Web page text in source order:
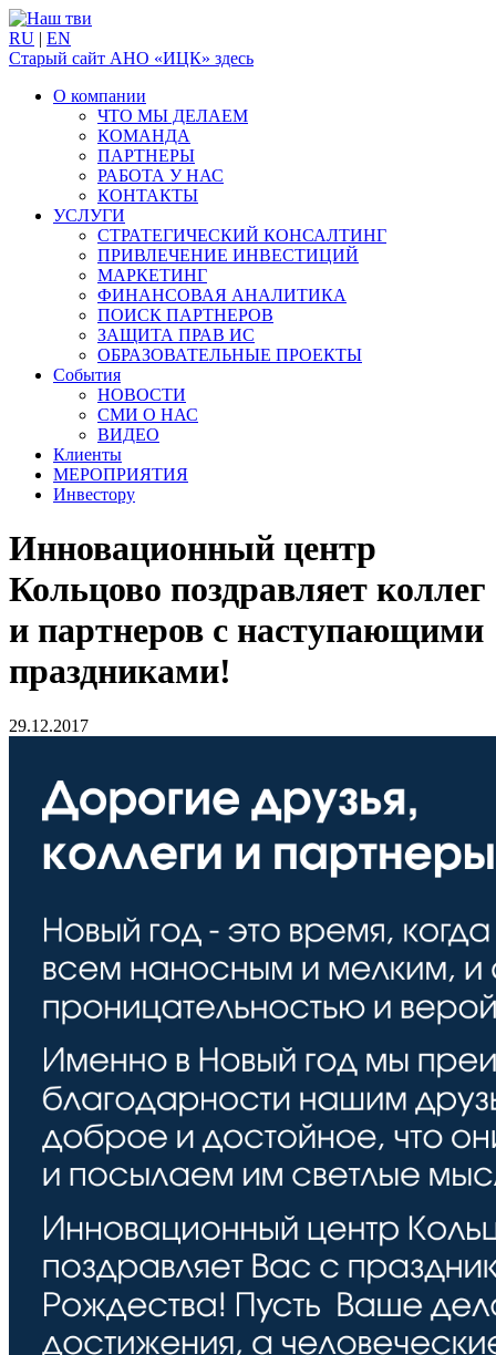
RU | EN
Старый сайт АНО «ИЦК» здесь
О компании
ЧТО МЫ ДЕЛАЕМ
КОМАНДА
ПАРТНЕРЫ
РАБОТА У НАС
КОНТАКТЫ
УСЛУГИ
СТРАТЕГИЧЕСКИЙ КОНСАЛТИНГ
ПРИВЛЕЧЕНИЕ ИНВЕСТИЦИЙ
МАРКЕТИНГ
ФИНАНСОВАЯ АНАЛИТИКА
ПОИСК ПАРТНЕРОВ
ЗАЩИТА ПРАВ ИС
ОБРАЗОВАТЕЛЬНЫЕ ПРОЕКТЫ
События
НОВОСТИ
СМИ О НАС
ВИДЕО
Клиенты
МЕРОПРИЯТИЯ
Инвестору
Инновационный центр
Кольцово поздравляет коллег
и партнеров с наступающими
праздниками!
29.12.2017